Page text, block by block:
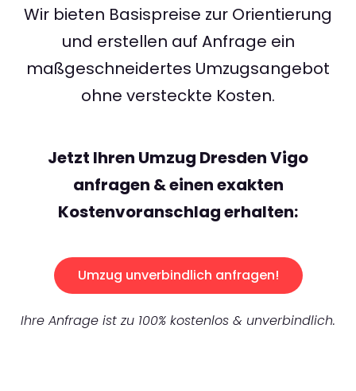
Wir bieten Basispreise zur Orientierung
und erstellen auf Anfrage ein
maßgeschneidertes Umzugsangebot
ohne versteckte Kosten.
Jetzt Ihren Umzug Dresden Vigo
anfragen & einen exakten
Kostenvoranschlag erhalten:
Umzug unverbindlich anfragen!
Ihre Anfrage ist zu 100% kostenlos & unverbindlich.